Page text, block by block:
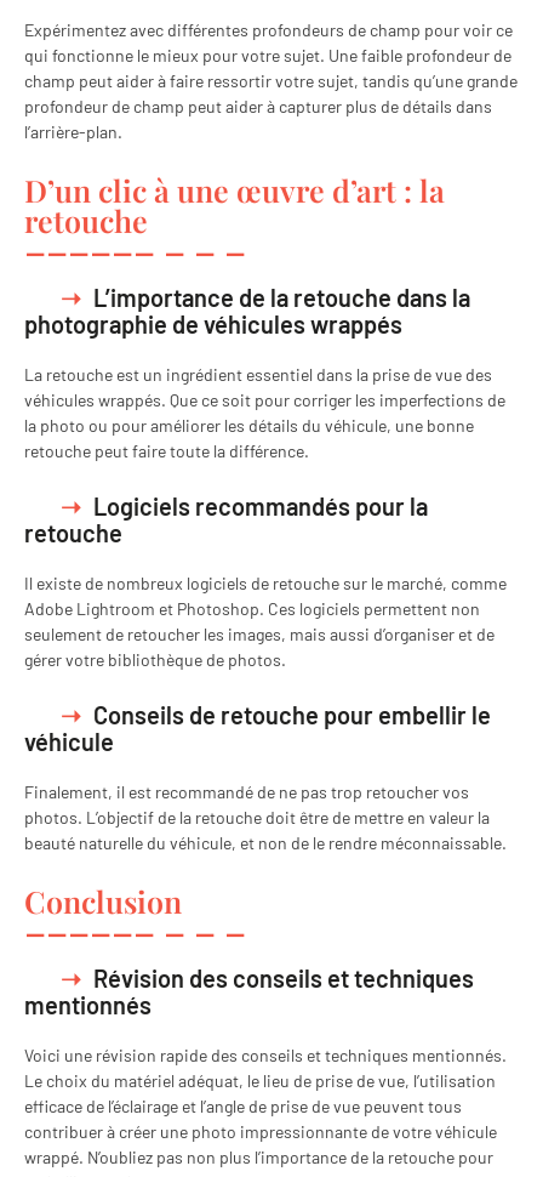
Expérimentez avec différentes profondeurs de champ pour voir ce
qui fonctionne le mieux pour votre sujet. Une faible profondeur de
champ peut aider à faire ressortir votre sujet, tandis qu’une grande
profondeur de champ peut aider à capturer plus de détails dans
l’arrière-plan.
D’un clic à une œuvre d’art : la
retouche
L’importance de la retouche dans la
photographie de véhicules wrappés
La retouche est un ingrédient essentiel dans la prise de vue des
véhicules wrappés. Que ce soit pour corriger les imperfections de
la photo ou pour améliorer les détails du véhicule, une bonne
retouche peut faire toute la différence.
Logiciels recommandés pour la
retouche
Il existe de nombreux logiciels de retouche sur le marché, comme
Adobe Lightroom et Photoshop. Ces logiciels permettent non
seulement de retoucher les images, mais aussi d’organiser et de
gérer votre bibliothèque de photos.
Conseils de retouche pour embellir le
véhicule
Finalement, il est recommandé de ne pas trop retoucher vos
photos. L’objectif de la retouche doit être de mettre en valeur la
beauté naturelle du véhicule, et non de le rendre méconnaissable.
Conclusion
Révision des conseils et techniques
mentionnés
Voici une révision rapide des conseils et techniques mentionnés.
Le choix du matériel adéquat, le lieu de prise de vue, l’utilisation
efficace de l’éclairage et l’angle de prise de vue peuvent tous
contribuer à créer une photo impressionnante de votre véhicule
wrappé. N’oubliez pas non plus l’importance de la retouche pour